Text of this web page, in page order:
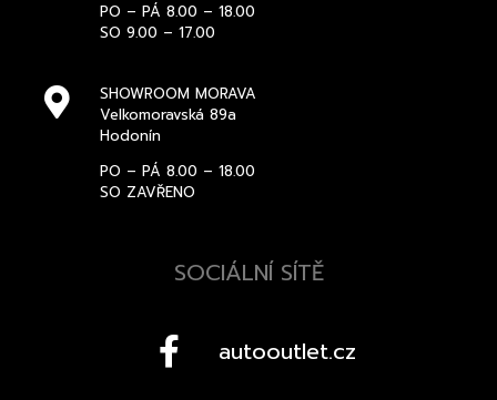
PO – PÁ 8.00 – 18.00
SO 9.00 – 17.00
SHOWROOM MORAVA
Velkomoravská 89a
Hodonín
PO – PÁ 8.00 – 18.00
SO ZAVŘENO
SOCIÁLNÍ SÍTĚ
autooutlet.cz